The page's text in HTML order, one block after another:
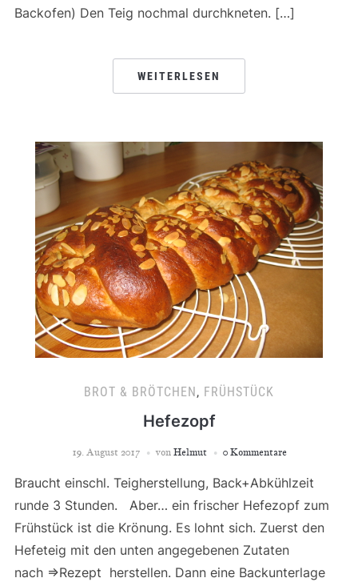
Backofen) Den Teig nochmal durchkneten. […]
WEITERLESEN
BROT & BRÖTCHEN, FRÜHSTÜCK
Hefezopf
19. August 2017 von Helmut 0 Kommentare
Braucht einschl. Teigherstellung, Back+Abkühlzeit
runde 3 Stunden. Aber… ein frischer Hefezopf zum
Frühstück ist die Krönung. Es lohnt sich. Zuerst den
Hefeteig mit den unten angegebenen Zutaten
nach =>Rezept herstellen. Dann eine Backunterlage